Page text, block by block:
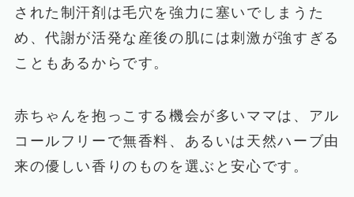
された制汗剤は毛穴を強力に塞いでしまうた
め、代謝が活発な産後の肌には刺激が強すぎる
こともあるからです。
赤ちゃんを抱っこする機会が多いママは、アル
コールフリーで無香料、あるいは天然ハーブ由
来の優しい香りのものを選ぶと安心です。